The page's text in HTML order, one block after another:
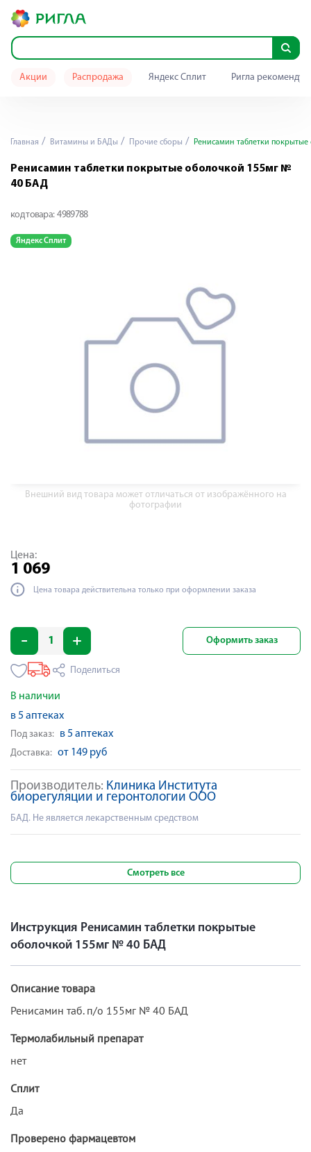
Акции Распродажа Яндекс Сплит Ригла
Главная Витамины и БАДы Прочие сборы Ренисамин таблетки
Ренисамин таблетки покрытые оболочкой 155мг №
40 БАД
код товара: 4989788
Яндекс Сплит
Внешний вид товара может отличаться от изображённого на
фотографии
Производитель: Клиника Института
биорегуляции и геронтологии ООО
БАД. Не является лекарственным средством
Цена:
1 069
Цена товара действительна только при оформлении заказа
Оформить заказ
Поделиться
В наличии
в 5 аптеках
Под заказ: в 5 аптеках
Доставка: от 149 руб
Смотреть все
Инструкция Ренисамин таблетки покрытые
оболочкой 155мг № 40 БАД
Описание товара
Ренисамин таб. п/о 155мг № 40 БАД
Термолабильный препарат
нет
Сплит
Да
Проверено фармацевтом